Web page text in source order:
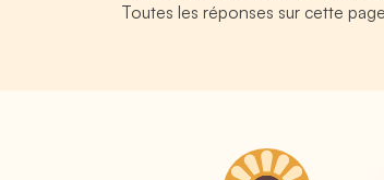
Toutes les réponses sur cette